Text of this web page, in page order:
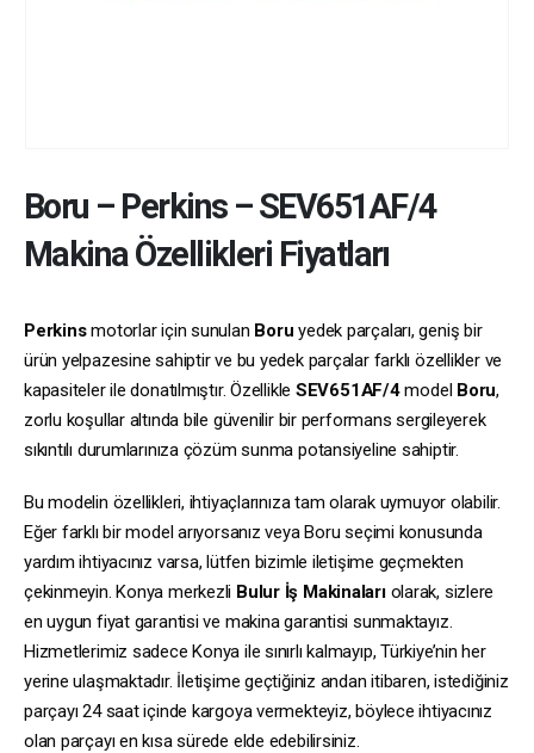
Boru – Perkins–SEV651AF/4
Makina Özellikleri Fiyatları
Perkinsmotorlar için sunulan Boru yedek parçaları, geniş bir
ürün yelpazesine sahiptir ve bu yedek parçalar farklı özellikler ve
kapasiteler ile donatılmıştır. Özellikle SEV651AF/4model Boru,
zorlu koşullar altında bile güvenilir bir performans sergileyerek
sıkıntılı durumlarınıza çözüm sunma potansiyeline sahiptir.
Bu modelin özellikleri, ihtiyaçlarınıza tam olarak uymuyor olabilir.
Eğer farklı bir model arıyorsanız veya Boru seçimi konusunda
yardım ihtiyacınız varsa, lütfen bizimle iletişime geçmekten
çekinmeyin. Konya merkezli Bulur İş Makinalarıolarak, sizlere
en uygun fiyat garantisi ve makina garantisi sunmaktayız.
Hizmetlerimiz sadece Konya ile sınırlı kalmayıp, Türkiye’nin her
yerine ulaşmaktadır. İletişime geçtiğiniz andan itibaren, istediğiniz
parçayı 24 saat içinde kargoya vermekteyiz, böylece ihtiyacınız
olan parçayı en kısa sürede elde edebilirsiniz.